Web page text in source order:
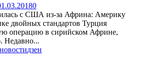
0
с США из-за Африна: Америку
двойных стандартов Турция
операцию в сирийском Африне,
Недавно...
дзен